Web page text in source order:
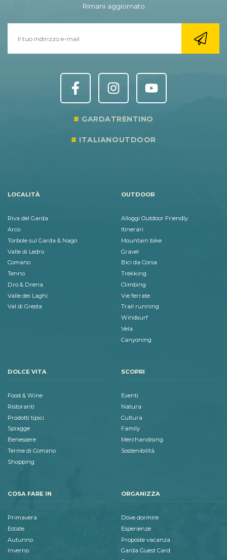
Rimani aggiornato
GARDATRENTINO
ITALIANOUTDOOR
LOCALITÀ
Riva del Garda
Arco
Torbole sul Garda & Nago
Valle di Ledro
Comano
Tenno
Dro & Drena
Valle dei Laghi
Val di Gresta
OUTDOOR
Alloggi Outdoor Friendly
Itinerari
Mountain bike
Gravel
Bici da Corsa
Trekking
Climbing
Vie ferrate
Trail running
Windsurf
Vela
Canyoning
DOLCE VITA
Food & Wine
Ristoranti
Prodotti tipici
Spiagge
Benessere
Terme di Comano
Shopping
SCOPRI
Eventi
Natura
Cultura
Family
Merchandising
Sostenibilità
COSA FARE IN
Primavera
Estate
Autunno
Inverno
ORGANIZZA
Dove dormire
Esperienze
Proposte vacanza
Garda Guest Card